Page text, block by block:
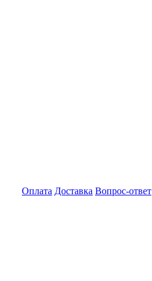
Оплата Доставка Вопрос-ответ